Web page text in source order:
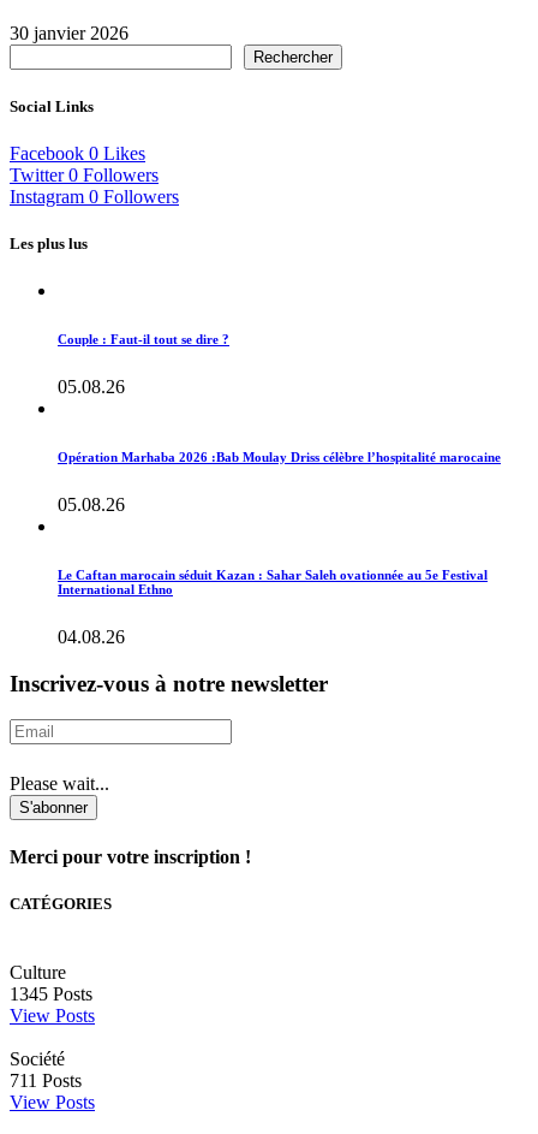
30 janvier 2026
Rechercher
Social Links
Facebook 0 Likes
Twitter 0 Followers
Instagram 0 Followers
Les plus lus
Couple : Faut-il tout se dire ?
05.08.26
Opération Marhaba 2026 :Bab Moulay Driss célèbre l’hospitalité marocaine
05.08.26
Le Caftan marocain séduit Kazan : Sahar Saleh ovationnée au 5e Festival
International Ethno
04.08.26
Inscrivez-vous à notre newsletter
Please wait...
S'abonner
Merci pour votre inscription !
CATÉGORIES
Culture
1345 Posts
View Posts
Société
711 Posts
View Posts